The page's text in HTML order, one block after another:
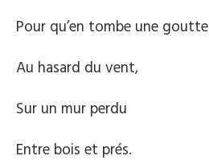
Pour qu’en tombe une goutte
Au hasard du vent,
Sur un mur perdu
Entre bois et prés.